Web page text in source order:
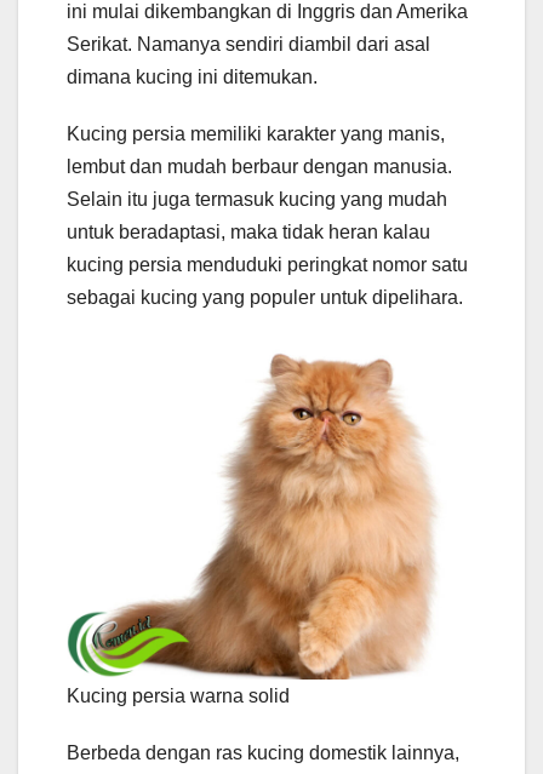
ini mulai dikembangkan di Inggris dan Amerika
Serikat. Namanya sendiri diambil dari asal
dimana kucing ini ditemukan.
Kucing persia memiliki karakter yang manis,
lembut dan mudah berbaur dengan manusia.
Selain itu juga termasuk kucing yang mudah
untuk beradaptasi, maka tidak heran kalau
kucing persia menduduki peringkat nomor satu
sebagai kucing yang populer untuk dipelihara.
Kucing persia warna solid
Berbeda dengan ras kucing domestik lainnya,